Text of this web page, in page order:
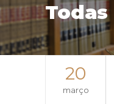
Todas
20
março